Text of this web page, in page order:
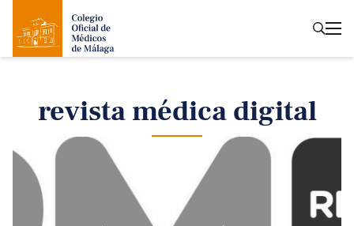
revista médica digital